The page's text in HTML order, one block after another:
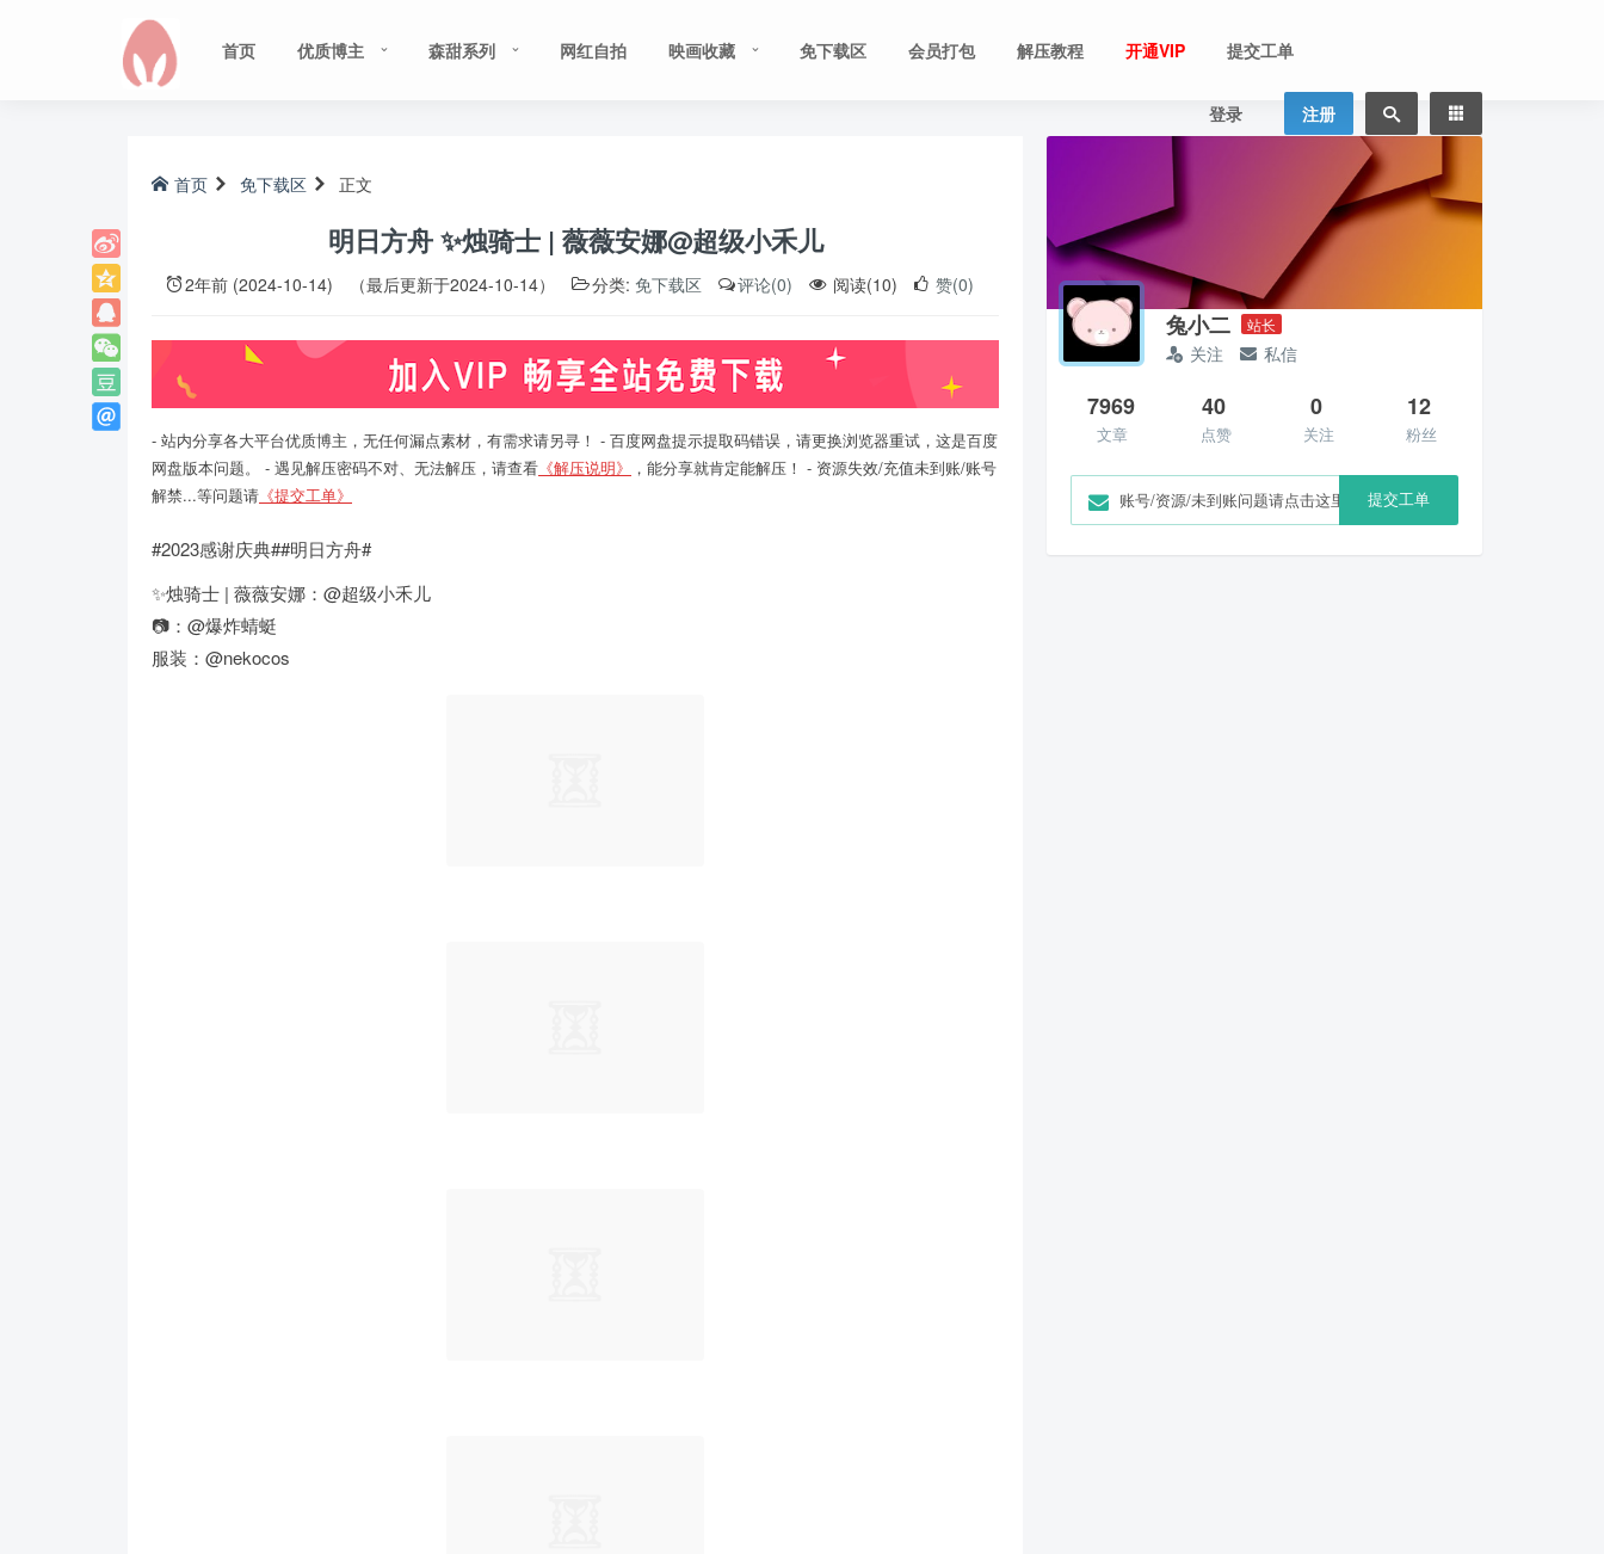
首页 优质博主 森甜系列 网红自拍 映画收藏 免下载区 会员打包 解压教程 开通VIP 提交工单
登录 注册
首页 免下载区 正文
明日方舟 ✨烛骑士 | 薇薇安娜@超级小禾儿
2年前 (2024-10-14) （最后更新于2024-10-14） 分类: 免下载区 评论(0) 阅读(10) 赞(0)
- 站内分享各大平台优质博主，无任何漏点素材，有需求请另寻！ - 百度网盘提示提取码错误，请更换浏览器重试，这是百度
网盘版本问题。 - 遇见解压密码不对、无法解压，请查看 《解压说明》
，能分享就肯定能解压！ - 资源失效/充值未到账/账号
解禁...等问题请 《提交工单》
#2023感谢庆典##明日方舟#
✨烛骑士 | 薇薇安娜：@超级小禾儿
📷：@爆炸蜻蜓
服装：@nekocos
兔小二 站长
关注 私信
7969
文章
40
点赞
0
关注
12
粉丝
账号/资源/未到账问题请点击这里 提交工单